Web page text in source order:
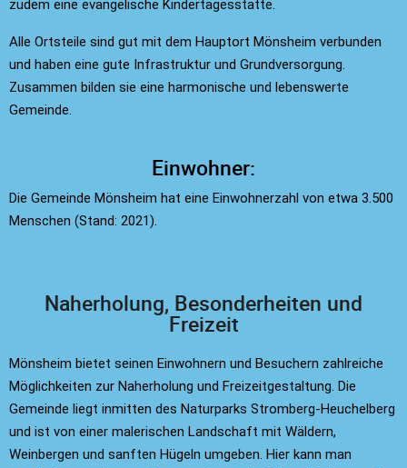
zudem eine evangelische Kindertagesstätte.
Alle Ortsteile sind gut mit dem Hauptort Mönsheim verbunden
und haben eine gute Infrastruktur und Grundversorgung.
Zusammen bilden sie eine harmonische und lebenswerte
Gemeinde.
Einwohner:
Die Gemeinde Mönsheim hat eine Einwohnerzahl von etwa 3.500
Menschen (Stand: 2021).
Naherholung, Besonderheiten und
Freizeit
Mönsheim bietet seinen Einwohnern und Besuchern zahlreiche
Möglichkeiten zur Naherholung und Freizeitgestaltung. Die
Gemeinde liegt inmitten des Naturparks Stromberg-Heuchelberg
und ist von einer malerischen Landschaft mit Wäldern,
Weinbergen und sanften Hügeln umgeben. Hier kann man